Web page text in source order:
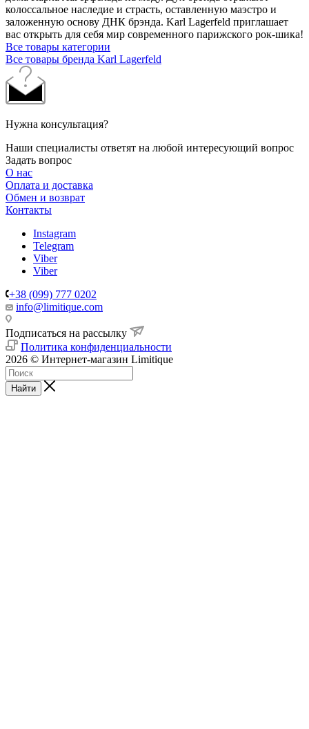
колоссальное наследие и страсть, оставленную маэстро и
заложенную основу ДНК брэнда. Karl Lagerfeld приглашает
вас открыть для себя мир современного парижского рок-шика!
Все товары категории
Все товары бренда Karl Lagerfeld
Нужна консультация?
Наши специалисты ответят на любой интересующий вопрос
Задать вопрос
О нас
Оплата и доставка
Обмен и возврат
Контакты
Instagram
Telegram
Viber
Viber
+38 (099) 777 0202
info@limitique.com
Подписаться на рассылку
Политика конфиденциальности
2026 © Интернет-магазин Limitique
Найти